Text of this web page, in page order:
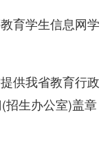
育学生信息网学
供我省教育行政
招生办公室)盖章